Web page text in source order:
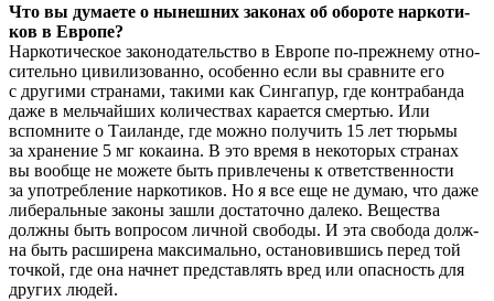
Что вы дума­е­те о нынеш­них зако­нах об обо­ро­те нар­ко­ти­
ков в Европе?
Нар­ко­ти­че­ское зако­но­да­тель­ство в Евро­пе по-преж­не­му отно­
си­тель­но циви­ли­зо­ван­но, осо­бен­но если вы срав­ни­те его
с дру­ги­ми стра­на­ми, таки­ми как Син­га­пур, где кон­тра­бан­да
даже в мель­чай­ших коли­че­ствах кара­ет­ся смер­тью. Или
вспом­ни­те о Таи­лан­де, где мож­но полу­чить 15 лет тюрь­мы
за хра­не­ние 5 мг кока­и­на. В это вре­мя в неко­то­рых стра­нах
вы вооб­ще не може­те быть при­вле­че­ны к ответ­ствен­но­сти
за упо­треб­ле­ние нар­ко­ти­ков. Но я все еще не думаю, что даже
либе­раль­ные зако­ны зашли доста­точ­но дале­ко. Веще­ства
долж­ны быть вопро­сом лич­ной сво­бо­ды. И эта сво­бо­да долж­
на быть рас­ши­ре­на мак­си­маль­но, оста­но­вив­шись перед той
точ­кой, где она нач­нет пред­став­лять вред или опас­ность для
дру­гих людей.